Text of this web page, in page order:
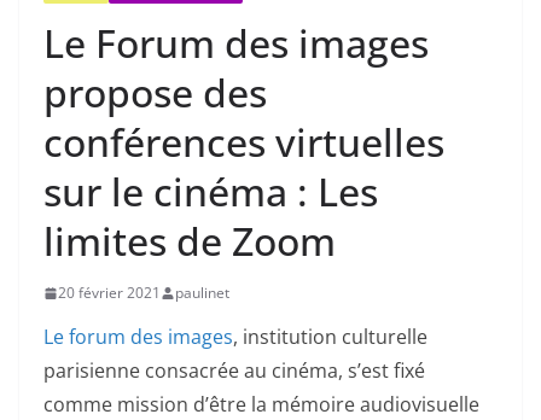
Le Forum des images
propose des
conférences virtuelles
sur le cinéma : Les
limites de Zoom
20 février 2021 paulinet
Le forum des images, institution culturelle
parisienne consacrée au cinéma, s’est fixé
comme mission d’être la mémoire audiovisuelle